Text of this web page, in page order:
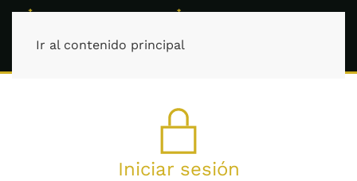
Ir al contenido principal
Iniciar sesión